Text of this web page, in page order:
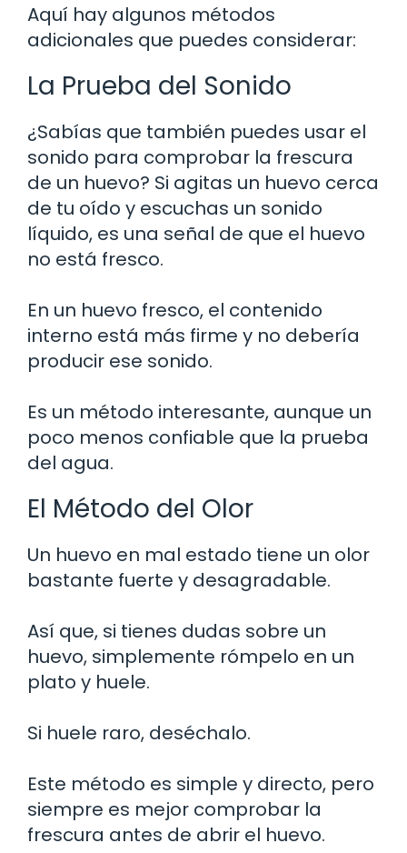
Aquí hay algunos métodos
adicionales que puedes considerar:
La Prueba del Sonido
¿Sabías que también puedes usar el
sonido para comprobar la frescura
de un huevo? Si agitas un huevo cerca
de tu oído y escuchas un sonido
líquido, es una señal de que el huevo
no está fresco.
En un huevo fresco, el contenido
interno está más firme y no debería
producir ese sonido.
Es un método interesante, aunque un
poco menos confiable que la prueba
del agua.
El Método del Olor
Un huevo en mal estado tiene un olor
bastante fuerte y desagradable.
Así que, si tienes dudas sobre un
huevo, simplemente rómpelo en un
plato y huele.
Si huele raro, deséchalo.
Este método es simple y directo, pero
siempre es mejor comprobar la
frescura antes de abrir el huevo.